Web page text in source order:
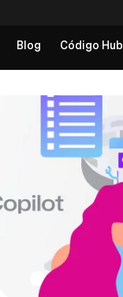
Blog Código Hub